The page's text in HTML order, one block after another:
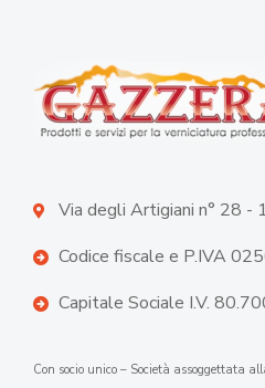
Via degli Artigiani n° 28 -
Codice fiscale e P.IVA
Capitale Sociale I.V.
Con socio unico – Società assoggettata